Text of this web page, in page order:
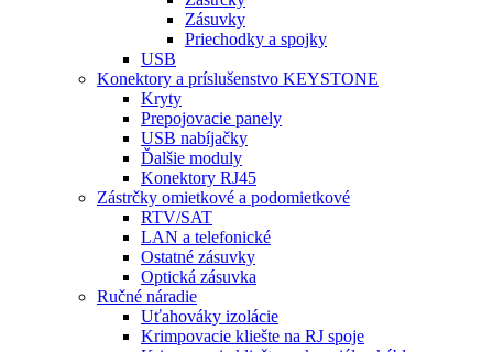
Zásuvky
Priechodky a spojky
USB
Konektory a príslušenstvo KEYSTONE
Kryty
Prepojovacie panely
USB nabíjačky
Ďalšie moduly
Konektory RJ45
Zástrčky omietkové a podomietkové
RTV/SAT
LAN a telefonické
Ostatné zásuvky
Optická zásuvka
Ručné náradie
Uťahováky izolácie
Krimpovacie kliešte na RJ spoje